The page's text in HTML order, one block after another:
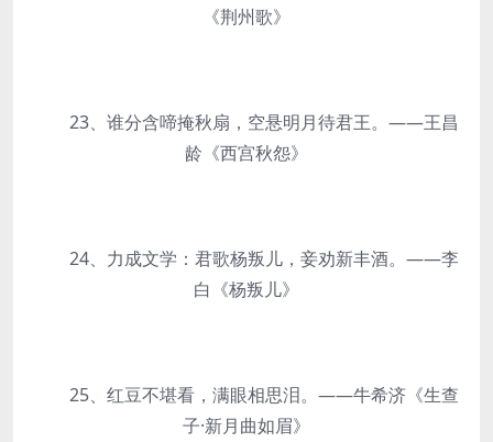
《荆州歌》
23、谁分含啼掩秋扇，空悬明月待君王。——王昌
龄《西宫秋怨》
24、力成文学：君歌杨叛儿，妾劝新丰酒。——李
白《杨叛儿》
25、红豆不堪看，满眼相思泪。——牛希济《生查
子·新月曲如眉》